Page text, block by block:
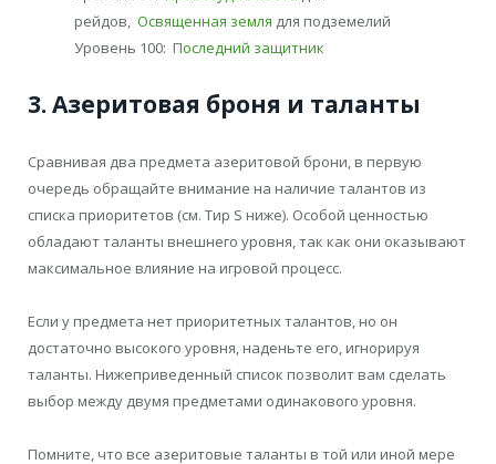
рейдов, Освященная земля для подземелий
Уровень 100: Последний защитник
3. Азеритовая броня и таланты
Сравнивая два предмета азеритовой брони, в первую
очередь обращайте внимание на наличие талантов из
списка приоритетов (см. Тир S ниже). Особой ценностью
обладают таланты внешнего уровня, так как они оказывают
максимальное влияние на игровой процесс.
Если у предмета нет приоритетных талантов, но он
достаточно высокого уровня, наденьте его, игнорируя
таланты. Нижеприведенный список позволит вам сделать
выбор между двумя предметами одинакового уровня.
Помните, что все азеритовые таланты в той или иной мере